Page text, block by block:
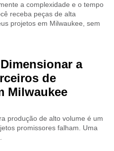
a complexidade e o tempo
receba peças de alta
projetos em Milwaukee, sem
a
de
Milwaukee
produção de alto volume é um
promissores falham. Uma